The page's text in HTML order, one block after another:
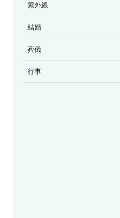
紫外線
結婚
葬儀
行事